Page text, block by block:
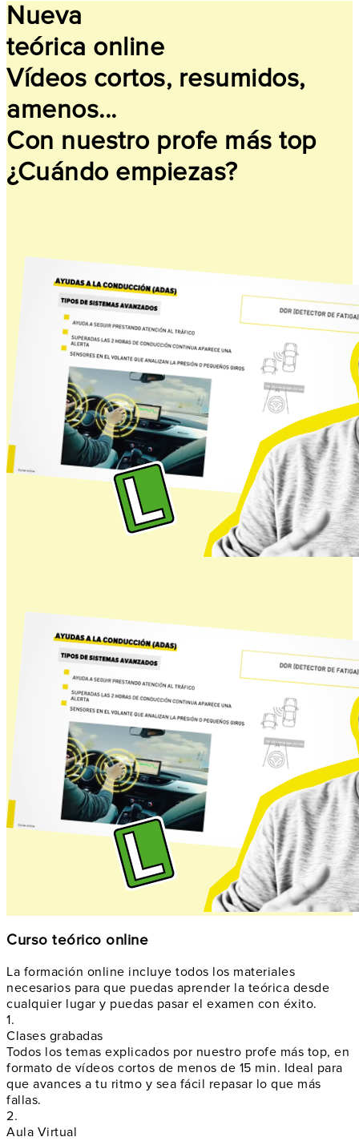
Nueva
teórica online
Vídeos cortos, resumidos,
amenos...
Con nuestro profe más top
¿Cuándo empiezas?
Curso teórico online
La formación online incluye todos los materiales
necesarios para que puedas aprender la teórica desde
cualquier lugar y puedas pasar el examen con éxito.
1.
Clases grabadas
Todos los temas explicados por nuestro profe más top, en
formato de vídeos cortos de menos de 15 min. Ideal para
que avances a tu ritmo y sea fácil repasar lo que más
fallas.
2.
Aula Virtual